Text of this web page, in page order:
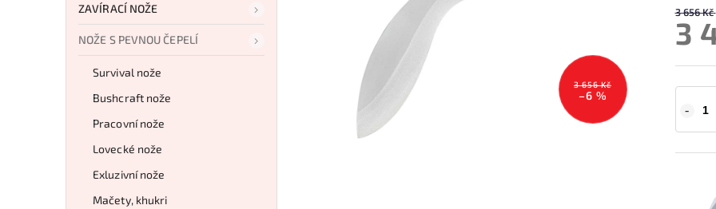
ZAVÍRACÍ NOŽE
NOŽE S PEVNOU ČEPELÍ
Survival nože
Bushcraft nože
Pracovní nože
Lovecké nože
Exluzivní nože
Mačety, khukri
3 656 Kč
–6 %
3 656 Kč
3